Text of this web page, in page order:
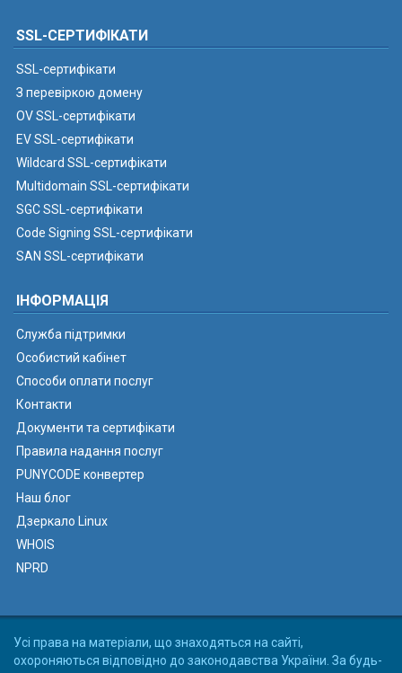
SSL-СЕРТИФІКАТИ
SSL-сертифікати
З перевіркою домену
OV SSL-сертифікати
EV SSL-сертифікати
Wildcard SSL-сертифікати
Multidomain SSL-сертифікати
SGC SSL-сертифікати
Code Signing SSL-сертифікати
SAN SSL-сертифікати
ІНФОРМАЦІЯ
Служба підтримки
Особистий кабінет
Способи оплати послуг
Контакти
Документи та сертифікати
Правила надання послуг
PUNYCODE конвертер
Наш блог
Дзеркало Linux
WHOIS
NPRD
Усі права на матеріали, що знаходяться на сайті,
охороняються відповідно до законодавства України. За будь-